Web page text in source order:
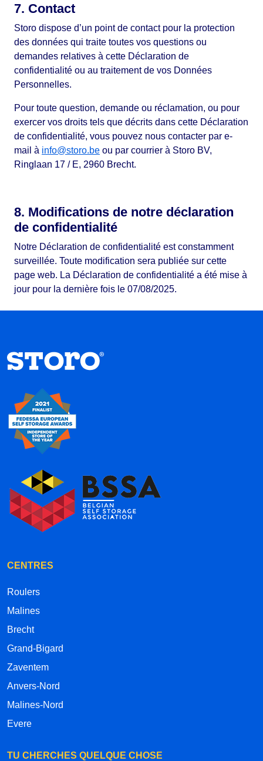
7. Contact
Storo dispose d’un point de contact pour la protection
des données qui traite toutes vos questions ou
demandes relatives à cette Déclaration de
confidentialité ou au traitement de vos Données
Personnelles.
Pour toute question, demande ou réclamation, ou pour
exercer vos droits tels que décrits dans cette Déclaration
de confidentialité, vous pouvez nous contacter par e-
mail à info@storo.be ou par courrier à Storo BV,
Ringlaan 17 / E, 2960 Brecht.
8. Modifications de notre déclaration
de confidentialité
Notre Déclaration de confidentialité est constamment
surveillée. Toute modification sera publiée sur cette
page web. La Déclaration de confidentialité a été mise à
jour pour la dernière fois le 07/08/2025.
CENTRES
Roulers
Malines
Brecht
Grand-Bigard
Zaventem
Anvers-Nord
Malines-Nord
Evere
TU CHERCHES QUELQUE CHOSE